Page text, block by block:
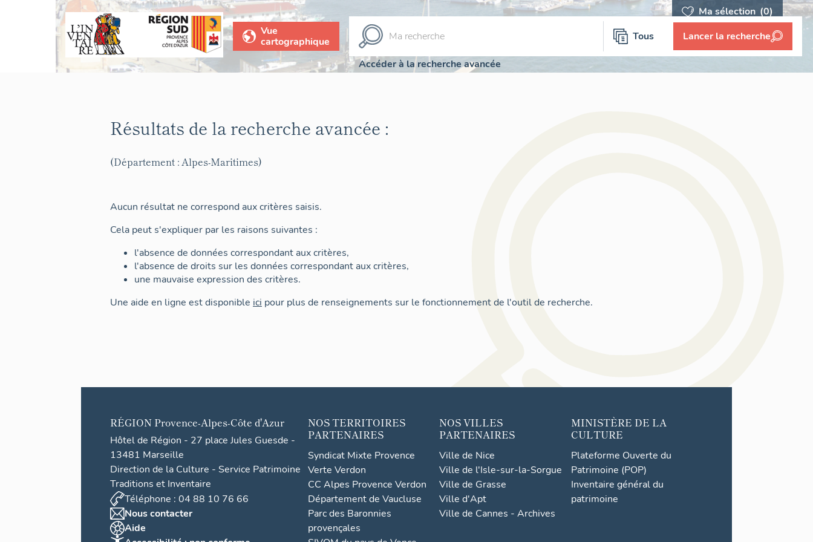
Ma sélection (0)
Vue
cartographique
Tous Lancer la recherche
Accéder à la recherche avancée
Résultats de la recherche avancée :
(Département : Alpes-Maritimes)
Aucun résultat ne correspond aux critères saisis.
Cela peut s'expliquer par les raisons suivantes :
l'absence de données correspondant aux critères,
l'absence de droits sur les données correspondant aux critères,
une mauvaise expression des critères.
Une aide en ligne est disponible ici pour plus de renseignements sur le fonctionnement de l'outil de recherche.
RÉGION Provence-Alpes-Côte d'Azur
Hôtel de Région - 27 place Jules Guesde -
13481 Marseille
Direction de la Culture - Service Patrimoine
Traditions et Inventaire
Téléphone : 04 88 10 76 66
Nous contacter
Aide
NOS TERRITOIRES
PARTENAIRES
Syndicat Mixte Provence
Verte Verdon
CC Alpes Provence Verdon
Département de Vaucluse
Parc des Baronnies
provençales
NOS VILLES
PARTENAIRES
Ville de Nice
Ville de l'Isle-sur-la-Sorgue
Ville de Grasse
Ville d'Apt
Ville de Cannes - Archives
MINISTÈRE DE LA
CULTURE
Plateforme Ouverte du
Patrimoine (POP)
Inventaire général du
patrimoine